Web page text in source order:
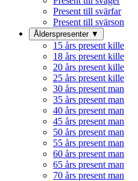
Present till svärfar
Present till svärson
Ålderspresenter ▼
15 års present kille
18 års present kille
20 års present kille
25 års present kille
30 års present man
35 års present man
40 års present man
45 års present man
50 års present man
55 års present man
60 års present man
65 års present man
70 års present man